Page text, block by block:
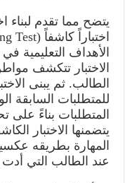
يتضح مما تقدم لبناء
الأهداف التعليمية
الاختبار تتكشف
الطالب. ثم يبنى
للمتطلبات السابقة
المتطلبات بناءً على
يتضمنها الاختبار
المهارة بطريقه
عند الطالب التي